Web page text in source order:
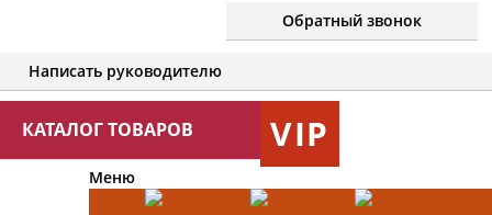
Обратный звонок
Написать руководителю
КАТАЛОГ ТОВАРОВ VIP
Меню